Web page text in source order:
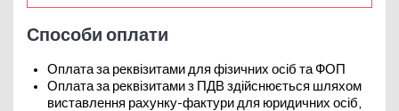
Способи оплати
Оплата за реквізитами для фізичних осіб та ФОП
Оплата за реквізитами з ПДВ здійснюється шляхом
виставлення рахунку-фактури для юридичних осіб,